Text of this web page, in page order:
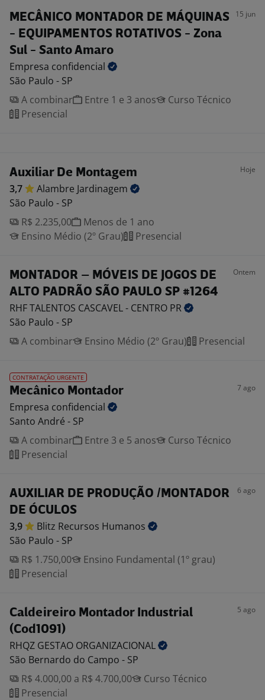
MECÂNICO MONTADOR DE MÁQUINAS
- EQUIPAMENTOS ROTATIVOS - Zona
Sul - Santo Amaro
15 jun
Empresa confidencial
São Paulo - SP
A combinar
Entre 1 e 3 anos
Curso Técnico
Presencial
Auxiliar De Montagem Hoje
3,7 Alambre Jardinagem
São Paulo - SP
R$ 2.235,00
Menos de 1 ano
Ensino Médio (2º Grau)
Presencial
MONTADOR – MÓVEIS DE JOGOS DE
ALTO PADRÃO SÃO PAULO SP #1264
Ontem
RHF TALENTOS CASCAVEL - CENTRO PR
São Paulo - SP
A combinar
Ensino Médio (2º Grau) Presencial
CONTRATAÇÃO URGENTE
Mecânico Montador 7 ago
Empresa confidencial
Santo André - SP
A combinar
Entre 3 e 5 anos
Curso Técnico
Presencial
AUXILIAR DE PRODUÇÃO /MONTADOR
DE ÓCULOS
6 ago
3,9 Blitz Recursos Humanos
São Paulo - SP
R$ 1.750,00
Ensino Fundamental (1º grau)
Presencial
Caldeireiro Montador Industrial
(Cod1091)
5 ago
RHQZ GESTAO ORGANIZACIONAL
São Bernardo do Campo - SP
R$ 4.000,00 a R$ 4.700,00
Curso Técnico
Presencial